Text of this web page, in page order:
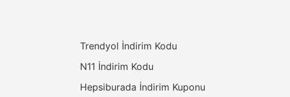
Trendyol İndirim Kodu
N11 İndirim Kodu
Hepsiburada İndirim Kuponu